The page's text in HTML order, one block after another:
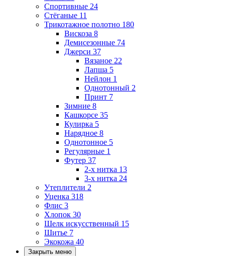
Спортивные 24
Стёганые 11
Трикотажное полотно 180
Вискоза 8
Демисезонные 74
Джерси 37
Вязаное 22
Лапша 5
Нейлон 1
Однотонный 2
Принт 7
Зимние 8
Кашкорсе 35
Кулирка 5
Нарядное 8
Однотонное 5
Регулярные 1
Футер 37
2-х нитка 13
3-х нитка 24
Утеплители 2
Уценка 318
Флис 3
Хлопок 30
Шелк искусственный 15
Шитье 7
Экокожа 40
Закрыть меню